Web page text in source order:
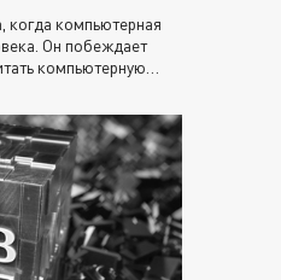
когда компьютерная
Он побеждает
компьютерную